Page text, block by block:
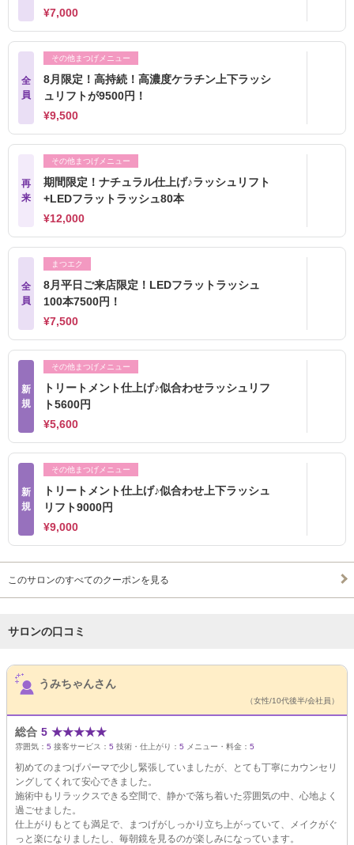
¥7,000
全
員
その他まつげメニュー
8月限定！高持続！高濃度ケラチン上下ラッシ
ュリフトが9500円！
¥9,500
再
来
その他まつげメニュー
期間限定！ナチュラル仕上げ♪ラッシュリフト
+LEDフラットラッシュ80本
¥12,000
全
員
まつエク
8月平日ご来店限定！LEDフラットラッシュ
100本7500円！
¥7,500
新
規
その他まつげメニュー
トリートメント仕上げ♪似合わせラッシュリフ
ト5600円
¥5,600
新
規
その他まつげメニュー
トリートメント仕上げ♪似合わせ上下ラッシュ
リフト9000円
¥9,000
このサロンのすべてのクーポンを見る
サロンの口コミ
サロンPick Up
うみちゃんさん
（女性/10代後半/会社員）
総合 5 ★★★★★
雰囲気： 5 接客サービス： 5 技術・仕上がり： 5 メニュー・料金： 5
初めてのまつげパーマで少し緊張していましたが、とても丁寧にカウンセリ
ングしてくれて安心できました。
施術中もリラックスできる空間で、静かで落ち着いた雰囲気の中、心地よく
過ごせました。
仕上がりもとても満足で、まつげがしっかり立ち上がっていて、メイクがぐ
っと楽になりましたし、毎朝鏡を見るのが楽しみになっています。